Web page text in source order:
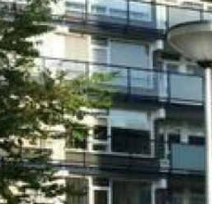
How to translate AppartementAlmelo!
Wat is AppartementAlmelo?
Hoeveel kost het om te reageren op
Tips: om in Almelo een appartement
Wat is de privacyverklaring van
Alle veelgestelde vragen